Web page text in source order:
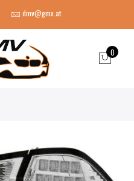
dmv@gmx.at
0